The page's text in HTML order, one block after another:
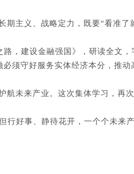
期主义、战略定力，既要“看准了
，建设金融强国》，研读全文
须守好服务实体经济本分，推
航未来产业。这次集体学习，再
行好事、静待花开，一个个未来